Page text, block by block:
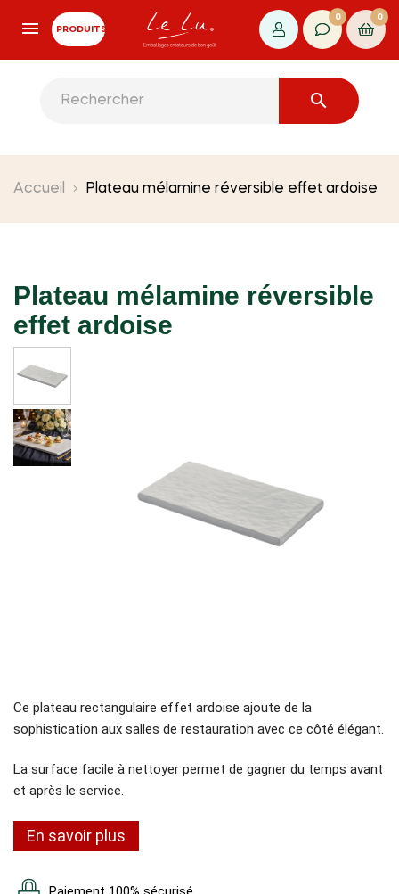
PRODUITS
0 0

Accueil Plateau mélamine réversible effet ardoise
Plateau mélamine réversible
effet ardoise
Ce plateau rectangulaire effet ardoise ajoute de la
sophistication aux salles de restauration avec ce côté élégant.
La surface facile à nettoyer permet de gagner du temps avant
et après le service.
En savoir plus